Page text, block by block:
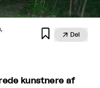
  Del
kunstnere af